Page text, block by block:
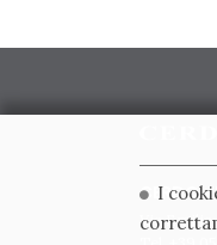
Via Emilia
I